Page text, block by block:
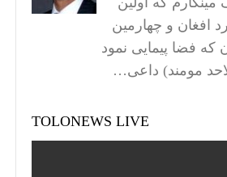
افغان و چهارمین
که فضا پیمایی نمود
مومند) داعی…
TOLONEWS LIVE